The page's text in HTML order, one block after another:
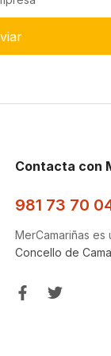
Contacta con
981 73 70
MerCamariñas es
Concello de